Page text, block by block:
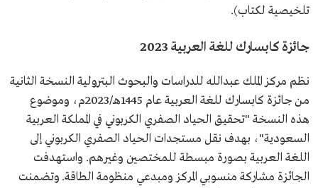
تلخيصية لكتاب).
جائزة كابسارك للغة العربية 2023
نظم مركز الملك عبدالله للدراسات والبحوث البترولية النسخة الثانية
من جائزة كابسارك للغة العربية عام 1445هـ/2023م، وموضوع
هذه النسخة "تحقيق الحياد الصفري الكربوني في المملكة العربية
السعودية"، بهدف نقل مستجدات الحياد الصفري الكربوني إلى
اللغة العربية بصورة مبسطة للمختصين وغيرهم. واستهدفت
الجائزة مشاركة منسوبي المركز ومبدعي منظومة الطاقة. وتضمنت